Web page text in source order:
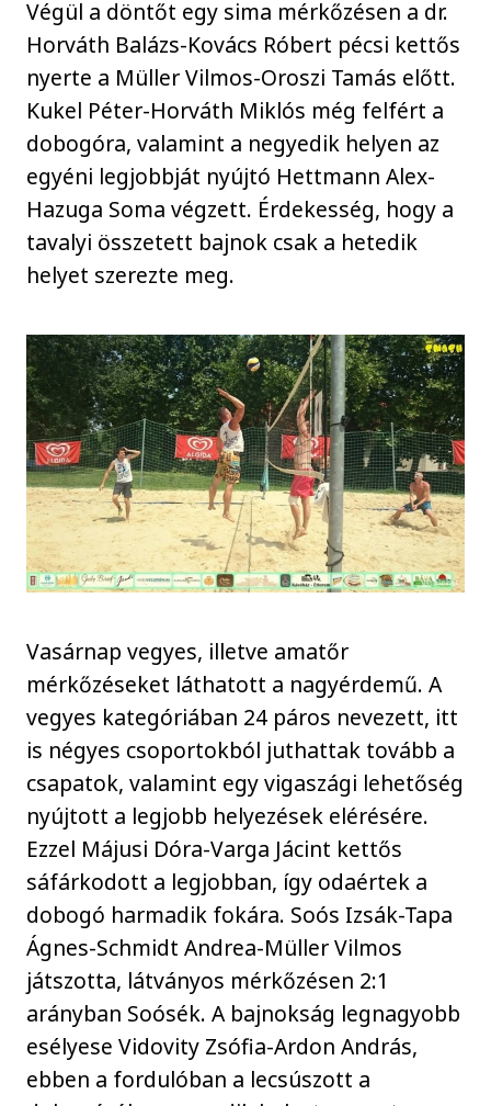
Végül a döntőt egy sima mérkőzésen a dr.
Horváth Balázs-Kovács Róbert pécsi kettős
nyerte a Müller Vilmos-Oroszi Tamás előtt.
Kukel Péter-Horváth Miklós még felfért a
dobogóra, valamint a negyedik helyen az
egyéni legjobbját nyújtó Hettmann Alex-
Hazuga Soma végzett. Érdekesség, hogy a
tavalyi összetett bajnok csak a hetedik
helyet szerezte meg.
Vasárnap vegyes, illetve amatőr
mérkőzéseket láthatott a nagyérdemű. A
vegyes kategóriában 24 páros nevezett, itt
is négyes csoportokból juthattak tovább a
csapatok, valamint egy vigaszági lehetőség
nyújtott a legjobb helyezések elérésére.
Ezzel Májusi Dóra-Varga Jácint kettős
sáfárkodott a legjobban, így odaértek a
dobogó harmadik fokára. Soós Izsák-Tapa
Ágnes-Schmidt Andrea-Müller Vilmos
játszotta, látványos mérkőzésen 2:1
arányban Soósék. A bajnokság legnagyobb
esélyese Vidovity Zsófia-Ardon András,
ebben a fordulóban a lecsúszott a